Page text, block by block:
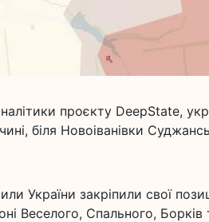
проєкту DeepState,
біля Новоіванівки
України закріпили свої
Веселого, Спального, Борків